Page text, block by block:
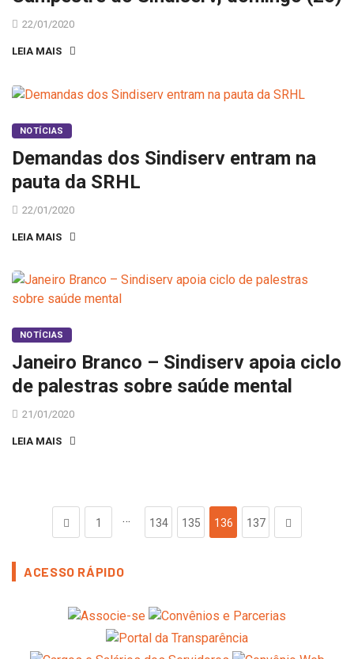
22/01/2020
LEIA MAIS
NOTÍCIAS
Demandas dos Sindiserv entram na
pauta da SRHL
22/01/2020
LEIA MAIS
NOTÍCIAS
Janeiro Branco – Sindiserv apoia ciclo
de palestras sobre saúde mental
21/01/2020
LEIA MAIS
1 … 134 135 136 137
ACESSO RÁPIDO